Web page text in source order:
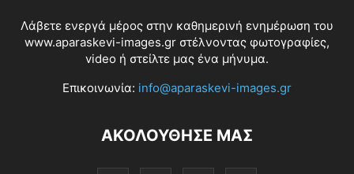
Λάβετε ενεργά μέρος στην καθημερινή ενημέρωση του
www.aparaskevi-images.gr στέλνοντας φωτογραφίες,
video ή στείλτε μας ένα μήνυμα.
Επικοινωνία: info@aparaskevi-images.gr
ΑΚΟΛΟΥΘΗΣΕ ΜΑΣ